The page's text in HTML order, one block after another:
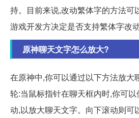
持。目前来说,改动繁体字的方法可
游戏开发方决定是否支持繁体字改
原神聊天文字怎么放大?
在原神中,你可以通过以下方法放大
轮:当鼠标指针在聊天框内时,你可
动,以放大聊天文字。向下滚动则可